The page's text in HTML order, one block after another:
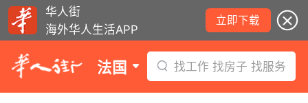
华人街
海外华人生活APP
立即下载
法国 找工作 找房子 找服务